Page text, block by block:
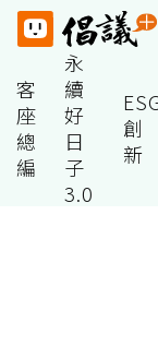
客
座
總
編
永
續
好
日
子
3.0
創
新